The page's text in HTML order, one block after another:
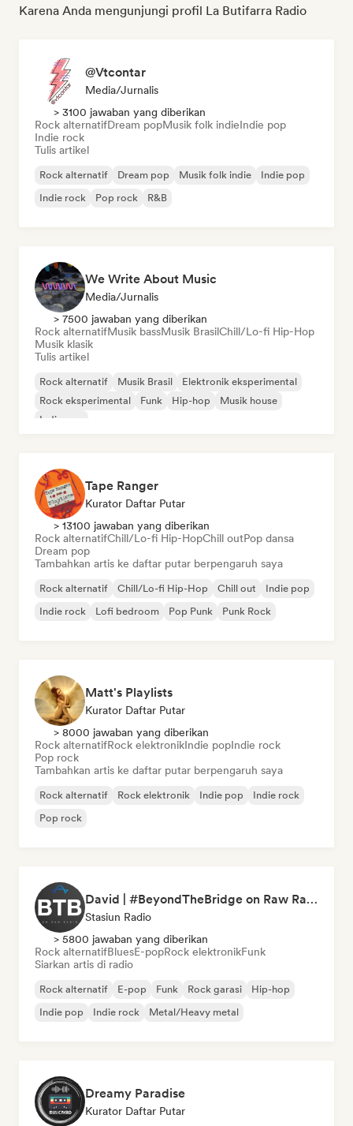
Karena Anda mengunjungi profil La Butifarra Radio
@Vtcontar
Media/Jurnalis
> 3100 jawaban yang diberikan
Rock alternatifDream popMusik folk indieIndie pop
Indie rock
Tulis artikel
Rock alternatif Dream pop Musik folk indie
Indie pop
Indie rock
Pop rock R&B
We Write About Music
Media/Jurnalis
> 7500 jawaban yang diberikan
Rock alternatifMusik bassMusik BrasilChill/Lo-fi Hip-Hop
Musik klasik
Tulis artikel
Rock alternatif Musik Brasil
Elektronik eksperimental
Rock eksperimental
Funk Hip-hop
Musik house
Indie pop
Tape Ranger
Kurator Daftar Putar
> 13100 jawaban yang diberikan
Rock alternatifChill/Lo-fi Hip-HopChill outPop dansa
Dream pop
Tambahkan artis ke daftar putar berpengaruh saya
Rock alternatif Chill/Lo-fi Hip-Hop Chill out
Indie pop
Indie rock
Lofi bedroom Pop Punk Punk Rock
Matt's Playlists
Kurator Daftar Putar
> 8000 jawaban yang diberikan
Rock alternatifRock elektronikIndie popIndie rock
Pop rock
Tambahkan artis ke daftar putar berpengaruh saya
Rock alternatif Rock elektronik Indie pop
Indie rock
Pop rock
David | #BeyondTheBridge on Raw Radio |
Stasiun Radio
> 5800 jawaban yang diberikan
Rock alternatifBluesE-popRock elektronikFunk
Siarkan artis di radio
Rock alternatif E-pop Funk Rock garasi
Hip-hop
Indie pop
Indie rock Metal/Heavy metal
Dreamy Paradise
Kurator Daftar Putar